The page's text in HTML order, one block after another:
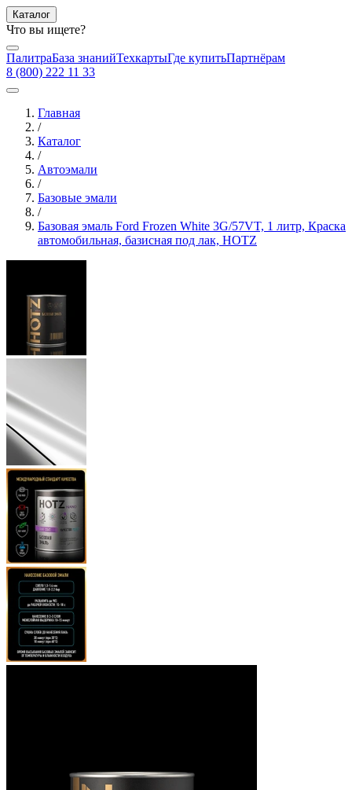
Каталог
Что вы ищете?
ПалитраБаза знанийТехкартыГде купитьПартнёрам
8 (800) 222 11 33
Главная
/
Каталог
/
Автоэмали
/
Базовые эмали
/
Базовая эмаль Ford Frozen White 3G/57VT, 1 литр, Краска
автомобильная, базисная под лак, HOTZ